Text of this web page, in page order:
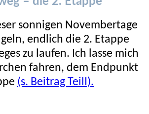
sonnigen Novembertage
endlich die 2. Etappe
zu laufen. Ich lasse mich
fahren, dem Endpunkt
(s. Beitrag TeilI).